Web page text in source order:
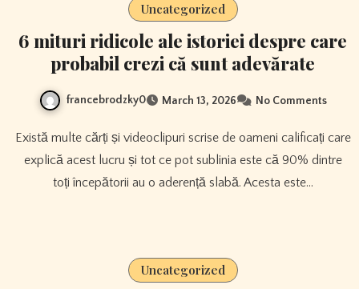
Uncategorized
6 mituri ridicole ale istoriei despre care
probabil crezi că sunt adevărate
francebrodzky0 March 13, 2026 No Comments
Există multe cărți și videoclipuri scrise de oameni calificați care
explică acest lucru și tot ce pot sublinia este că 90% dintre
toți începătorii au o aderență slabă. Acesta este…
Uncategorized